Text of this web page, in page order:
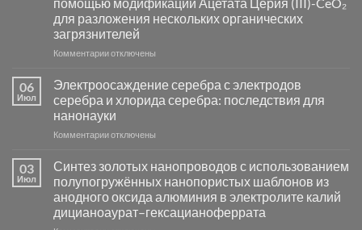
и
сенсоров
на
основе
группы
для разложения нескольких органических
загрязнителей
Комментариик
фотокаталитической
активности
Хлорида
Серебра-
в
видимом
свете
с
помощью
отключены
06
Июл
Электроосаждение серебра с электродов
серебра и хлорида серебра: последствия для
нанонауки
Комментариик
серебра
с
электродов
серебра
отключены
03
Июл
Синтез золотых нанопроводов с использованием
полупогружённых нанопористых шаблонов из
анодного оксида алюминия в электролите калий
дицианоаурат–гексацианоферрата